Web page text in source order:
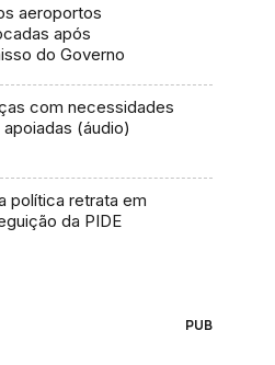
aeroportos
após
do Governo
com necessidades
(áudio)
política retrata em
da PIDE
PUB